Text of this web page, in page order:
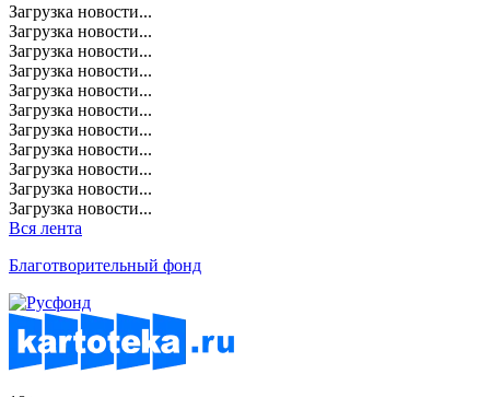
Загрузка новости...
Загрузка новости...
Загрузка новости...
Загрузка новости...
Загрузка новости...
Загрузка новости...
Загрузка новости...
Загрузка новости...
Загрузка новости...
Загрузка новости...
Загрузка новости...
Вся лента
Благотворительный фонд